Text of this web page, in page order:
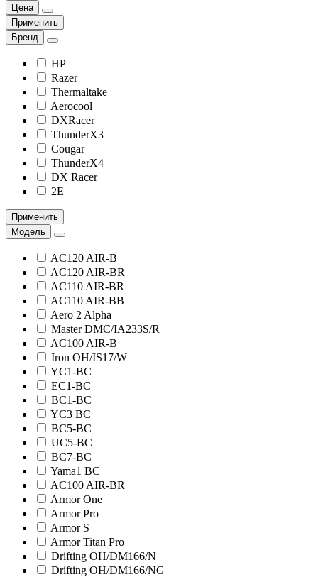
Цена
Применить
Бренд
HP
Razer
Thermaltake
Aerocool
DXRacer
ThunderX3
Cougar
ThunderX4
DX Racer
2E
Применить
Модель
AC120 AIR-B
AC120 AIR-BR
AC110 AIR-BR
AC110 AIR-BB
Aero 2 Alpha
Master DMC/IA233S/R
AC100 AIR-B
Iron OH/IS17/W
YC1-BС
EC1-BC
BC1-BC
YC3 BC
BC5-BC
UC5-BC
BC7-BC
Yama1 BC
AC100 AIR-BR
Armor One
Armor Pro
Armor S
Armor Titan Pro
Drifting OH/DM166/N
Drifting OH/DM166/NG